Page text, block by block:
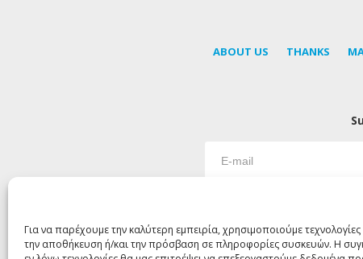
Για να παρέχουμε την καλύτερη εμπειρία, χρησιμοποιούμε
την αποθήκευση ή/και την πρόσβαση σε πληροφορίες συσκευών. Η
ABOUT US THANKS